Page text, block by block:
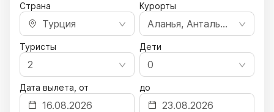
Страна
Турция
Курорты
Аланья, Анталья, Белек, Бодрум, Кемер, Мармарис
Туристы
2
Дети
0
Дата вылета, от до